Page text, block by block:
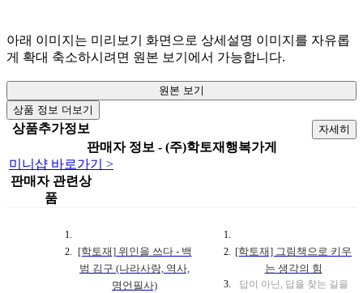
아래 이미지는 미리보기 화면으로 상세설명 이미지를 자유롭
게 확대 축소하시려면 원본 보기에서 가능합니다.
원본 보기
상품 정보 더보기
상품추가정보 자세히
판매자 정보 - (주)학토재행복가게
미니샵 바로가기 >
판매자 관련상
품
[학토재] 위인을 쓰다 - 백
범 김구 (나라사랑, 역사,
명언필사)
[학토재] 그림책으로 키우
는 생각의 힘
답이 아닌, 답을 찾는 길을